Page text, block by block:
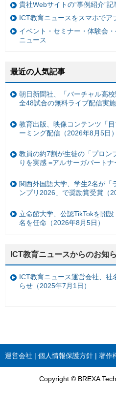
貴社Webサイトの“事例紹介”
ICT教育ニュースをスマホでア
イベント・セミナー・体験会
ニュース
最近の人気記事
朝日新聞社、「バーチャル高
全48試合の無料ライブ配信実
教育出版、映像コンテンツ「
ーミング配信（2026年8月5日）
教員の約7割が生徒の「プロン
りを実感 =アルサーガパート
関西外国語大学、学生2名が「
ンプリ2026」で奨励賞受賞（
立命館大学、公認TikTokを開
名を任命（2026年8月5日）
ICT教育ニュースからのお知
ICT教育ニュース運営会社、社
らせ（2025年7月1日）
運営会社 個人情報保護方針 著作
Copyright © BREXA